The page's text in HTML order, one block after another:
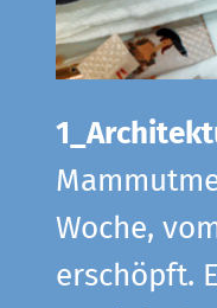
Woche,
erschöpft.